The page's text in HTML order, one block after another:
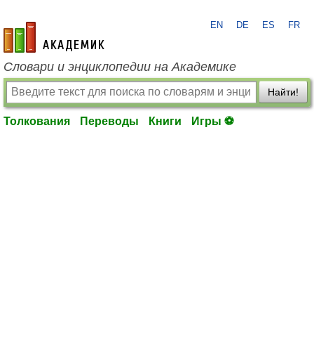
academic.ru
EN DE ES FR
Словари и энциклопедии на Академике
Найти!
Толкования Переводы Книги Игры ⚽